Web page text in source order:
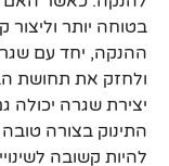
בטוחה יותר
ההנקה, יחד עם
ולחזק את תחושת
יצירת שגרה
התינוק בצורה
להיות קשובה